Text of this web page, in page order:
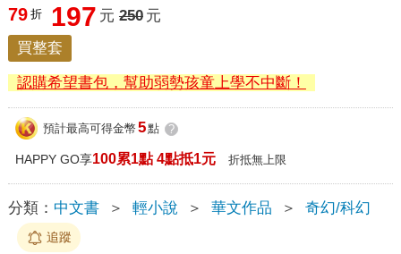
79 折 197 元 250 元
買整套
認購希望書包，幫助弱勢孩童上學不中斷！
預計最高可得金幣 5點 ?
HAPPY GO享100累1點 4點抵1元 折抵無上限
分類： 中文書 ＞ 輕小說 ＞ 華文作品 ＞ 奇幻/科幻
追蹤